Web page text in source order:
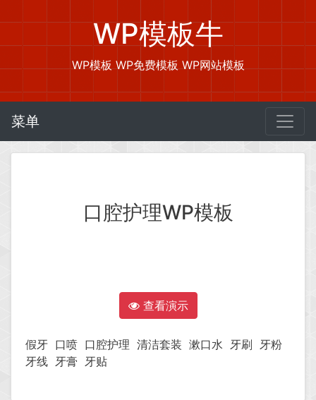
WP模板牛
WP模板 WP免费模板 WP网站模板
菜单
口腔护理WP模板
查看演示
假牙 口喷 口腔护理 清洁套装 漱口水 牙刷 牙粉
牙线 牙膏 牙贴